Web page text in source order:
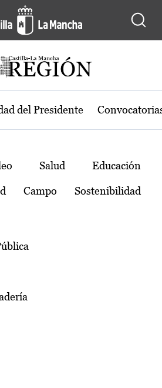
de Castilla-La
del Presidente
Salud Educación
Campo Sostenibilidad